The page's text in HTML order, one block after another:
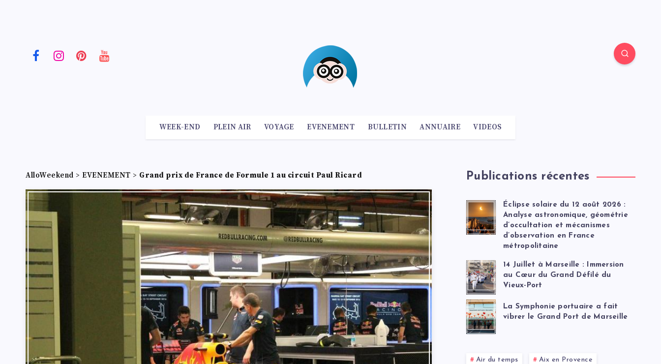
WEEK-END PLEIN AIR VOYAGE EVENEMENT BULLETIN ANNUAIRE VIDEOS
AlloWeekend > EVENEMENT > Grand prix de France de Formule 1 au circuit Paul Ricard Publications récentes
Éclipse solaire du 12 août 2026 :
Analyse astronomique, géométrie
d’occultation et mécanismes
d’observation en France
métropolitaine
14 Juillet à Marseille : Immersion
au Cœur du Grand Défilé du
Vieux-Port
La Symphonie portuaire a fait
vibrer le Grand Port de Marseille
Air du temps Aix en Provence